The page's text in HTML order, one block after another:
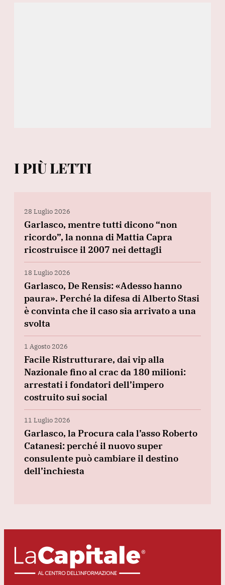
I PIÙ LETTI
28 Luglio 2026
Garlasco, mentre tutti dicono “non
ricordo”, la nonna di Mattia Capra
ricostruisce il 2007 nei dettagli
18 Luglio 2026
Garlasco, De Rensis: «Adesso hanno
paura». Perché la difesa di Alberto Stasi
è convinta che il caso sia arrivato a una
svolta
1 Agosto 2026
Facile Ristrutturare, dai vip alla
Nazionale fino al crac da 180 milioni:
arrestati i fondatori dell’impero
costruito sui social
11 Luglio 2026
Garlasco, la Procura cala l’asso Roberto
Catanesi: perché il nuovo super
consulente può cambiare il destino
dell’inchiesta